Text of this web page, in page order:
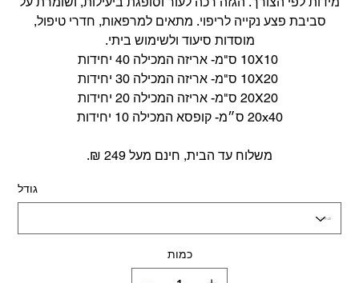
סביבת פצע נקייה לריפוי. מתאים למרפאות, חדרי טיפול,
מוסדות סיעוד ולשימוש ביתי.
20x40 ס״מ- קופסא המכילה 10 יחידות
משלוח עד הבית, חינם מעל 249 ₪.
גודל
כמות